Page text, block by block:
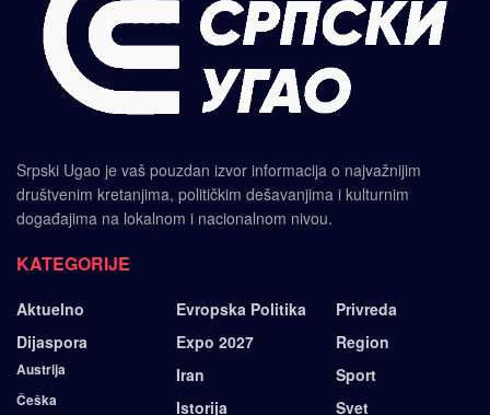
Srpski Ugao je vaš pouzdan izvor informacija o najvažnijim
društvenim kretanjima, političkim dešavanjima i kulturnim
događajima na lokalnom i nacionalnom nivou.
KATEGORIJE
Aktuelno
Dijaspora
Austrija
Češka
Evropska Politika
Expo 2027
Iran
Istorija
Privreda
Region
Sport
Svet